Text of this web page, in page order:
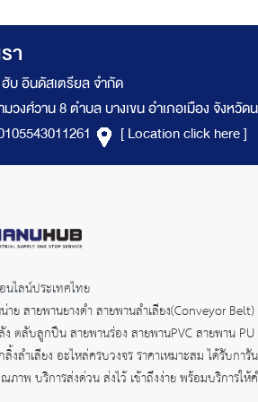
า
บ อินดัสเตรียล จำกัด
มวงศ์วาน 8 ตำบล บางเขน อำเภอเมือง จังหวัด
[ Location click here ]
ไลน์ประเทศไทย
ายสายพานยางดำสายพานลำเลียง(Conveyor Belt)
ตลับลูกปืน สายพานร่อง สายพานPVC สายพาน PU
งลำเลียง อะไหล่ครบวงจร ราคาเหมาะสม ได้รับการัน
าพ บริการส่งด่วน ส่งไว้ เข้าถึงง่าย พร้อมบริการให้